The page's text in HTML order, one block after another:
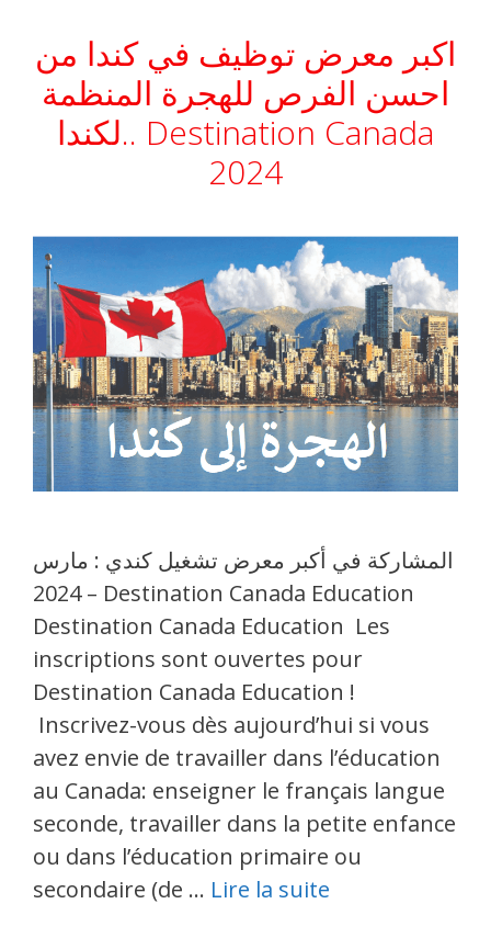
اكبر معرض توظيف في كندا من
احسن الفرص للهجرة المنظمة
لكندا.. Destination Canada
2024
المشاركة في أكبر معرض تشغيل كندي : مارس
2024 – Destination Canada Education
Destination Canada Education Les
inscriptions sont ouvertes pour
Destination Canada Education !
Inscrivez-vous dès aujourd’hui si vous
avez envie de travailler dans l’éducation
au Canada: enseigner le français langue
seconde, travailler dans la petite enfance
ou dans l’éducation primaire ou
secondaire (de … Lire la suite